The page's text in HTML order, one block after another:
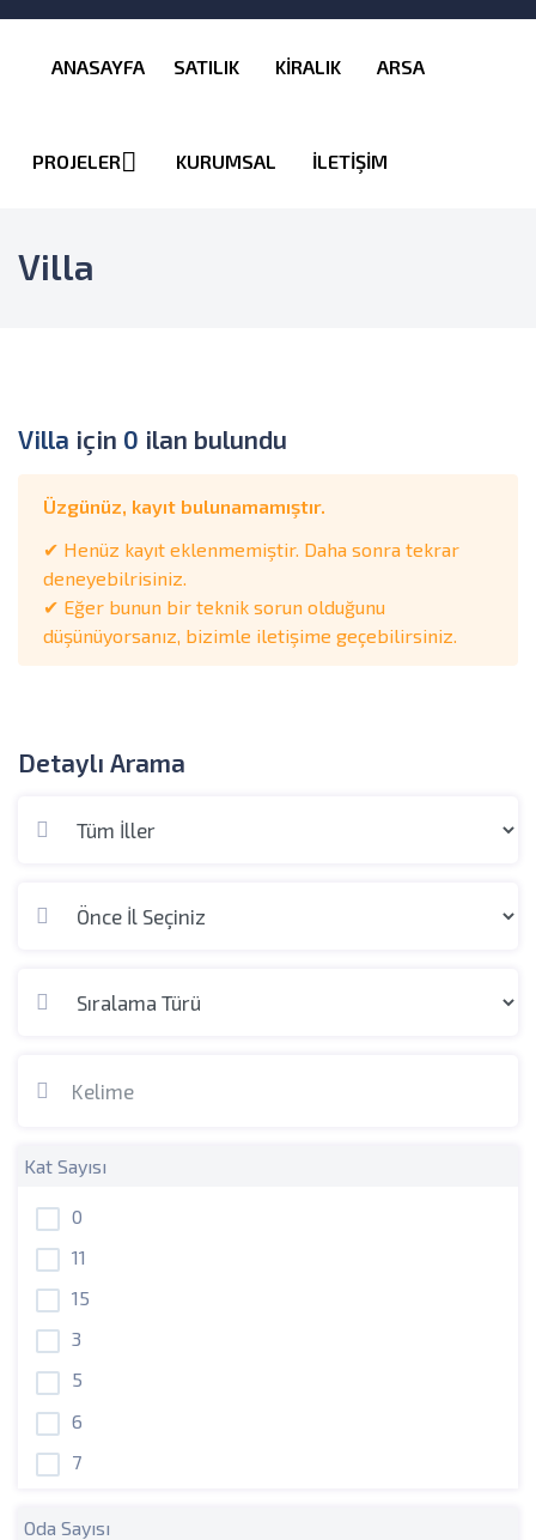
ANASAYFA SATILIK KİRALIK ARSA
PROJELER KURUMSAL İLETİŞİM
Villa
Villa için 0 ilan bulundu
Üzgünüz, kayıt bulunamamıştır.
✔ Henüz kayıt eklenmemiştir. Daha sonra tekrar
deneyebilrisiniz.
✔ Eğer bunun bir teknik sorun olduğunu
düşünüyorsanız, bizimle iletişime geçebilirsiniz.
Detaylı Arama
Kat Sayısı
0
11
15
3
5
6
7
Oda Sayısı